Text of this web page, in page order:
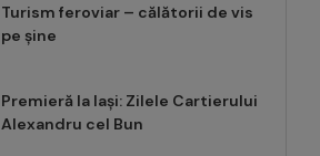
Turism feroviar – călătorii de vis
pe șine
Premieră la Iași: Zilele Cartierului
Alexandru cel Bun